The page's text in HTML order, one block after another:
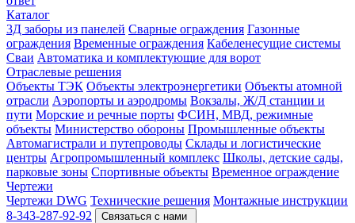
Каталог
3Д заборы из панелей Сварные ограждения Газонные
ограждения Временные ограждения Кабеленесущие системы
Cваи Автоматика и комплектующие для ворот
Отраслевые решения
Объекты ТЭК Объекты электроэнергетики Объекты атомной
отрасли Аэропорты и аэродромы Вокзалы, Ж/Д станции и
пути Морские и речные порты ФСИН, МВД, режимные
объекты Министерство обороны Промышленные объекты
Автомагистрали и путепроводы Склады и логистические
центры Агропромышленный комплекс Школы, детские сады,
парковые зоны Спортивные объекты Временное ограждение
Чертежи
Чертежи DWG Технические решения Монтажные инструкции
8-343-287-92-92
Связаться с нами